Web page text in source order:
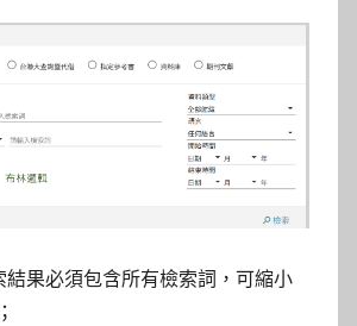
果必須包含所有檢索詞，可縮小